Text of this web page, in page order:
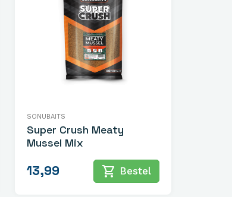
SONUBAITS
Super Crush Meaty
Mussel Mix
13,99 shopping_cart Bestel